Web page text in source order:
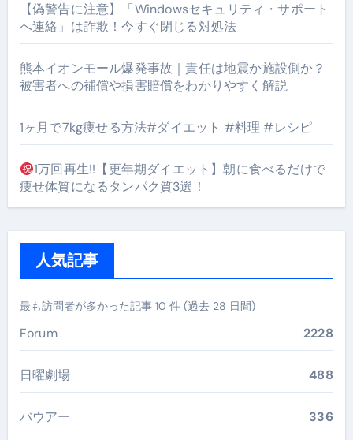
【偽警告に注意】「Windowsセキュリティ・サポート
へ連絡」は詐欺！今すぐ閉じる対処法
熊本イオンモール爆発事故｜責任は地震か施設側か？
被害者への補償や損害賠償をわかりやすく解説
1ヶ月で7kg痩せる方法#ダイエット #料理 #レシピ
1万回再生!!【更年期ダイエット】朝に食べるだけで
痩せ体質になるタンパク質3選！
人気記事
最も訪問者が多かった記事 10 件 (過去 28 日間)
Forum 2228
日曜劇場 488
バウアー 336